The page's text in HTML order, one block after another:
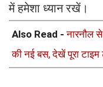
में हमेशा ध्यान रखें।
Also Read -नारनौल
की नई बस, देखें पूरा